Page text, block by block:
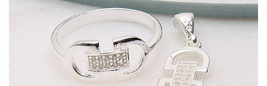
VERIGHETE ARGINT
BIJUTERII ARGINT PENTRU COPII
BIJUTERII ARGINT PENTRU BARBATI
marime reglabila